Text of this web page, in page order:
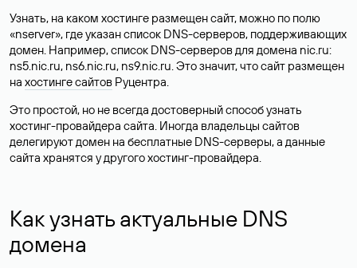
Узнать, на каком хостинге размещен сайт, можно по полю
«nserver», где указан список DNS-серверов, поддерживающих
домен. Например, список DNS-серверов для домена nic.ru:
ns5.nic.ru, ns6.nic.ru, ns9.nic.ru. Это значит, что сайт размещен
на хостинге сайтов Руцентра.
Это простой, но не всегда достоверный способ узнать
хостинг-провайдера сайта. Иногда владельцы сайтов
делегируют домен на бесплатные DNS-серверы, а данные
сайта хранятся у другого хостинг-провайдера.
Как узнать актуальные DNS
домена